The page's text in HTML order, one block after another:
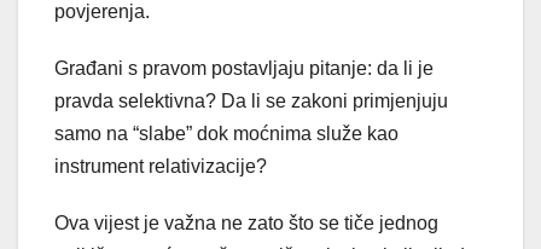
povjerenja.
Građani s pravom postavljaju pitanje: da li je
pravda selektivna? Da li se zakoni primjenjuju
samo na “slabe” dok moćnima služe kao
instrument relativizacije?
Ova vijest je važna ne zato što se tiče jednog